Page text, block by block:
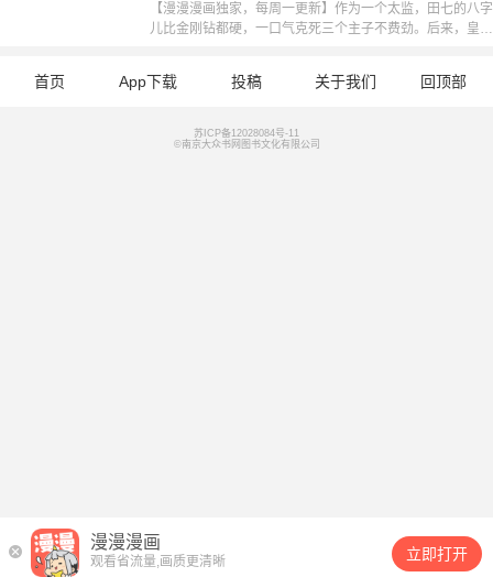
【漫漫漫画独家，每周一更新】作为一个太监，田七的八字
儿比金刚钻都硬，一口气克死三个主子不费劲。后来，皇上
首页 App下载 投稿 关于我们 回顶部
苏ICP备12028084号-11
©南京大众书网图书文化有限公司
漫漫漫画
观看省流量,画质更清晰 立即打开